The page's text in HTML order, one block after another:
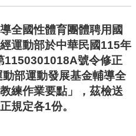
全國性體育團體聘用國
運動部於中華民國115年
1150301018A號令修正
部運動發展基金輔導全
練作業要點」，茲檢送
規定各1份。